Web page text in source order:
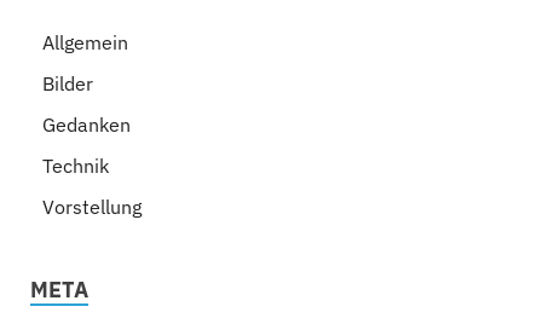
Allgemein
Bilder
Gedanken
Technik
Vorstellung
META